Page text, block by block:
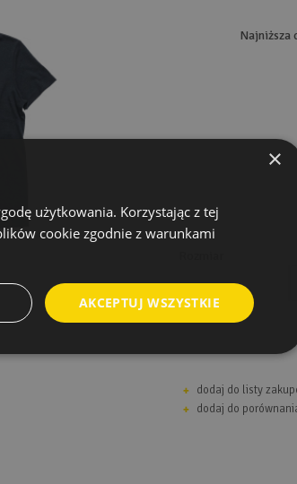
Najniższa
dodaj do listy
dodaj do
×
użytkowania. Korzystając z tej
cookie zgodnie z warunkami
AKCEPTUJ WSZYSTKIE